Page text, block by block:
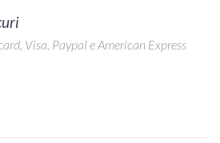
Visa, Paypal e American Express